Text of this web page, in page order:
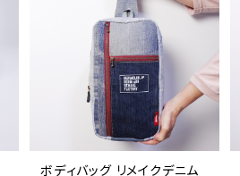
ボディバッグ リメイクデニム